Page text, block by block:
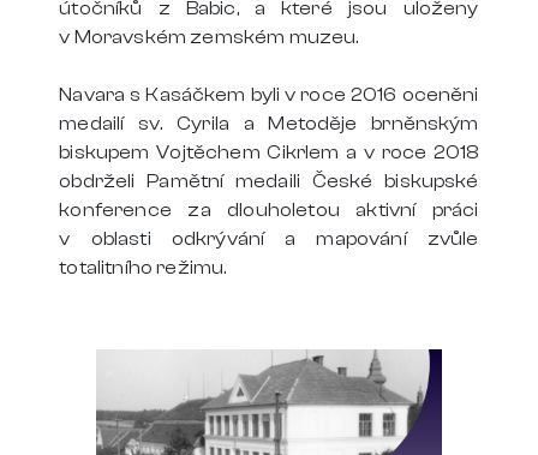
útočníků z Babic, a které jsou uloženy
v Moravském zemském muzeu.
Navara s Kasáčkem byli v roce 2016 oceněni
medailí sv. Cyrila a Metoděje brněnským
biskupem Vojtěchem Cikrlem a v roce 2018
obdrželi Pamětní medaili České biskupské
konference za dlouholetou aktivní práci
v oblasti odkrývání a mapování zvůle
totalitního režimu.